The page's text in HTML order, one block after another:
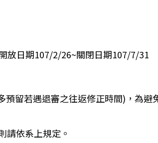
放日期107/2/26~關閉日期107/7/31
留若遇退審之往返修正時間)，為
請依系上規定。